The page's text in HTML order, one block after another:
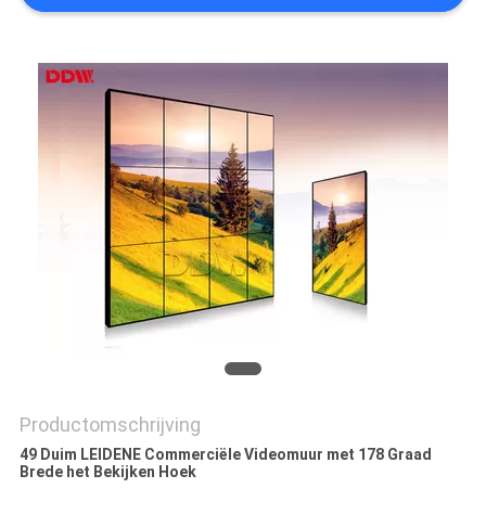
SITEMAP
PRIVACY
POLICY
Productomschrijving
49 Duim LEIDENE Commerciële Videomuur met 178 Graad
Brede het Bekijken Hoek